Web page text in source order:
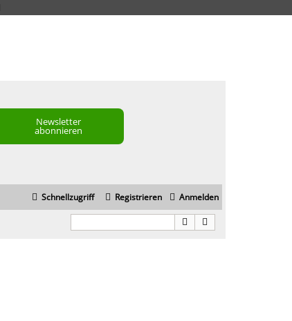
Newsletter
abonnieren
Schnellzugriff Anmelden
Registrieren